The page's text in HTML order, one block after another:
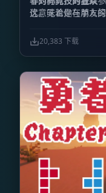
优。无论是在单人
这意味着你与朋友
着毁天灭地的技能
我们为你准备的
手。
20,383 下载